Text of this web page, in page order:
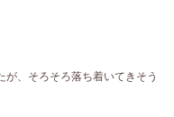
、そろそろ落ち着いてきそう